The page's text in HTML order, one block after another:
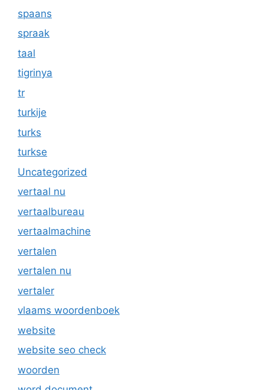
spaans
spraak
taal
tigrinya
tr
turkije
turks
turkse
Uncategorized
vertaal nu
vertaalbureau
vertaalmachine
vertalen
vertalen nu
vertaler
vlaams woordenboek
website
website seo check
woorden